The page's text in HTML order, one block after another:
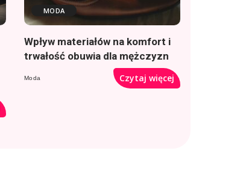
MODA
Wpływ materiałów na komfort i
trwałość obuwia dla mężczyzn
Moda Czytaj więcej